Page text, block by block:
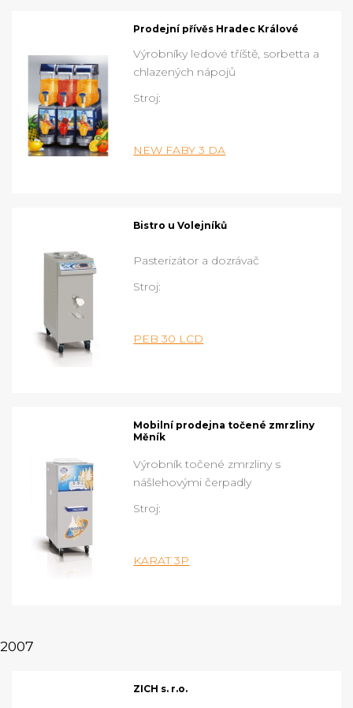
Prodejní přívěs Hradec Králové
Výrobníky ledové tříště, sorbetta a
chlazených nápojů
Stroj:
NEW FABY 3 DA
Bistro u Volejníků
Pasterizátor a dozrávač
Stroj:
PEB 30 LCD
Mobilní prodejna točené zmrzliny
Měník
Výrobník točené zmrzliny s
nášlehovými čerpadly
Stroj:
KARAT 3P
2007
ZICH s. r.o.